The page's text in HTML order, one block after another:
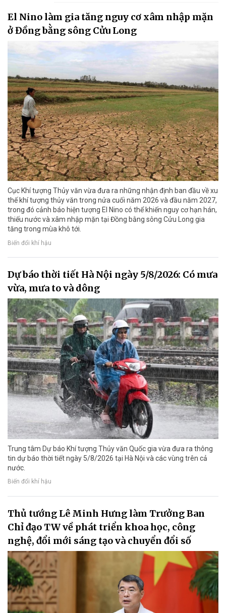
El Nino làm gia tăng nguy cơ xâm nhập mặn
ở Đồng bằng sông Cửu Long
Cục Khí tượng Thủy văn vừa đưa ra những nhận định ban đầu về xu
thế khí tượng thủy văn trong nửa cuối năm 2026 và đầu năm 2027,
trong đó cảnh báo hiện tượng El Nino có thể khiến nguy cơ hạn hán,
thiếu nước và xâm nhập mặn tại Đồng bằng sông Cửu Long gia
tăng trong mùa khô tới.
Biến đổi khí hậu
Dự báo thời tiết Hà Nội ngày 5/8/2026: Có mưa
vừa, mưa to và dông
Trung tâm Dự báo Khí tượng Thủy văn Quốc gia vừa đưa ra thông
tin dự báo thời tiết ngày 5/8/2026 tại Hà Nội và các vùng trên cả
nước.
Biến đổi khí hậu
Thủ tướng Lê Minh Hưng làm Trưởng Ban
Chỉ đạo TW về phát triển khoa học, công
nghệ, đổi mới sáng tạo và chuyển đổi số